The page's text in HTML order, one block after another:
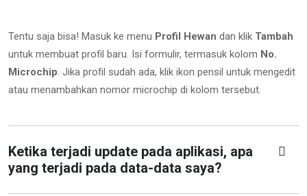
Tentu saja bisa! Masuk ke menu Profil Hewan dan klik Tambah
untuk membuat profil baru. Isi formulir, termasuk kolom No.
Microchip. Jika profil sudah ada, klik ikon pensil untuk mengedit
atau menambahkan nomor microchip di kolom tersebut.
Ketika terjadi update pada aplikasi, apa
yang terjadi pada data-data saya?